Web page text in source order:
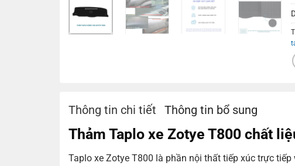
Thông tin chi tiết Thông tin bổ sung
Thảm Taplo xe Zotye T800 chất
Taplo xe Zotye T800 là phần nội thất tiếp xúc trực